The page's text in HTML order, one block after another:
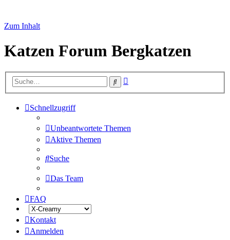
Zum Inhalt
Katzen Forum Bergkatzen
Suche
Schnellzugriff
Unbeantwortete Themen
Aktive Themen
Suche
Das Team
FAQ
Kontakt
Anmelden